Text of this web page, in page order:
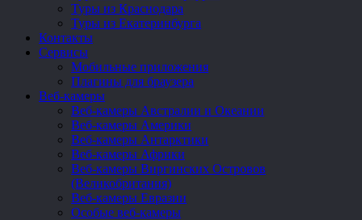
Туры из Краснодара
Туры из Екатеринбурга
Контакты
Сервисы
Мобильные приложения
Плагины для браузера
Веб-камеры
Веб-камеры Австралии и Океании
Веб-камеры Америки
Веб-камеры Антарктики
Веб-камеры Африки
Веб-камеры Виргинских Островов
(Великобритания)
Веб-камеры Евразии
Особые веб-камеры